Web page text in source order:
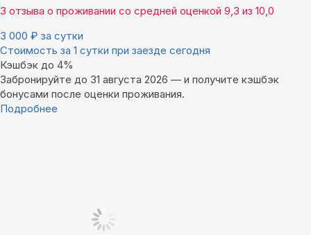
3 отзыва о проживании со средней оценкой 9,3 из 10,0
3 000 ₽ за сутки
Стоимость за 1 сутки при заезде сегодня
Кэшбэк до 4%
Забронируйте до 31 августа 2026 — и получите кэшбэк
бонусами после оценки проживания.
Подробнее